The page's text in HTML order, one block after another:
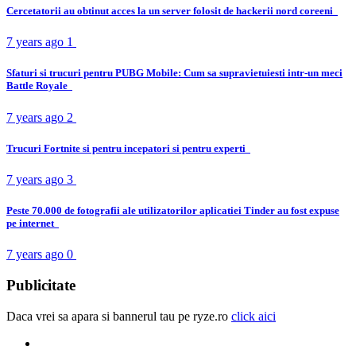
Cercetatorii au obtinut acces la un server folosit de hackerii nord coreeni
7 years ago 1
Sfaturi si trucuri pentru PUBG Mobile: Cum sa supravietuiesti intr-un meci
Battle Royale
7 years ago 2
Trucuri Fortnite si pentru incepatori si pentru experti
7 years ago 3
Peste 70.000 de fotografii ale utilizatorilor aplicatiei Tinder au fost expuse
pe internet
7 years ago 0
Publicitate
Daca vrei sa apara si bannerul tau pe ryze.ro click aici